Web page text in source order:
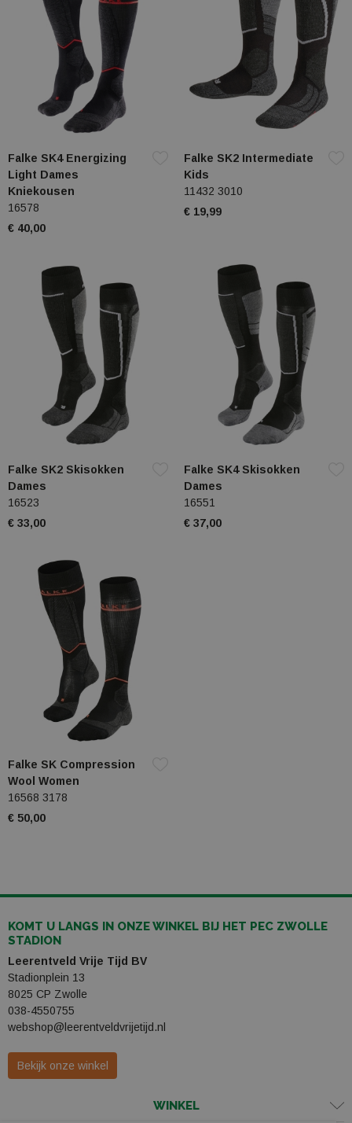
Falke SK4 Energizing
Light Dames
Kniekousen
16578
€ 40,00
Falke SK2 Intermediate
Kids
11432 3010
€ 19,99
Falke SK2 Skisokken
Dames
16523
€ 33,00
Falke SK4 Skisokken
Dames
16551
€ 37,00
Falke SK Compression
Wool Women
16568 3178
€ 50,00
KOMT U LANGS IN ONZE WINKEL BIJ HET PEC ZWOLLE
STADION
Leerentveld Vrije Tijd BV
Stadionplein 13
8025 CP Zwolle
038-4550755
webshop@leerentveldvrijetijd.nl
Bekijk onze winkel
WINKEL